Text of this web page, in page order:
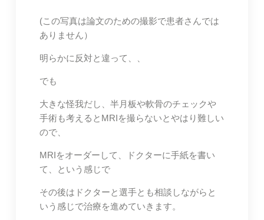
(この写真は論文のための撮影で患者さんでは
ありません）
明らかに反対と違って、、
でも
大きな怪我だし、半月板や軟骨のチェックや
手術も考えるとMRIを撮らないとやはり難しい
ので、
MRIをオーダーして、ドクターに手紙を書い
て、という感じで
その後はドクターと選手とも相談しながらと
いう感じで治療を進めていきます。